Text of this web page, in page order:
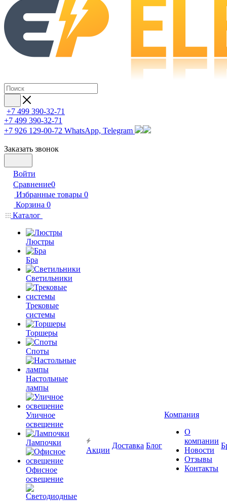
+7 499 390-32-71
+7 499 390-32-71
+7 926 129-00-72 WhatsApp, Telegram
Заказать звонок
Войти
Сравнение0
Избранные товары 0
Корзина 0
Каталог
Люстры
Бра
Светильники
Трековые
системы
Торшеры
Споты
Настольные
лампы
Уличное
освещение
Лампочки
Офисное
освещение
Акции
Доставка Блог
Компания
О
компании
Новости
Отзывы
Контакты